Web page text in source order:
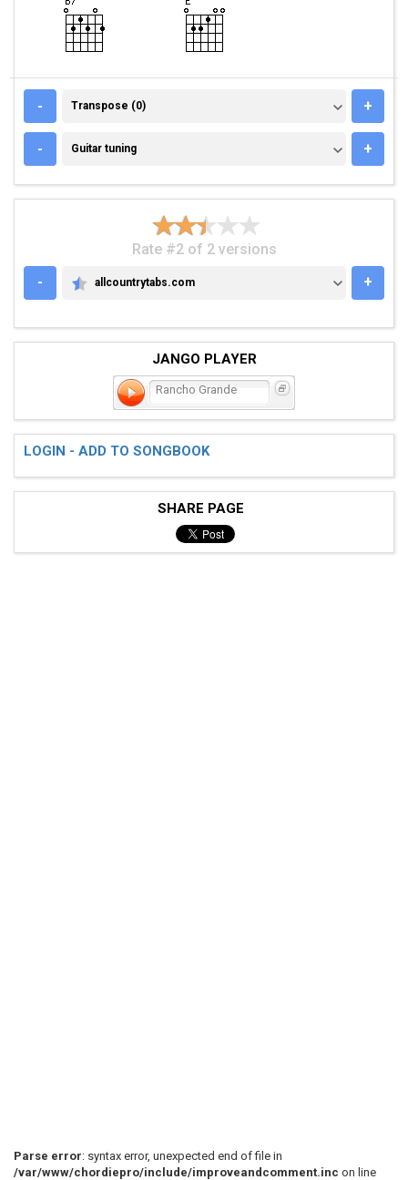
- TRANSPOSE (0)
Transpose (0) +
- GUITAR TUNING
Guitar tuning +
Rate #2 of 2 versions
-
ALLCOUNTRYTABS.COM
allcountrytabs.com +
JANGO PLAYER
Rancho Grande
LOGIN - ADD TO SONGBOOK
SHARE PAGE
Parse error: syntax error, unexpected end of file in
/var/www/chordiepro/include/improveandcomment.inc on line